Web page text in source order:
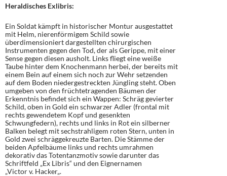
Heraldisches Exlibris:
Ein Soldat kämpft in historischer Montur ausgestattet
mit Helm, nierenförmigem Schild sowie
überdimensioniert dargestellten chirurgischen
Instrumenten gegen den Tod, der als Gerippe, mit einer
Sense gegen diesen ausholt. Links fliegt eine weiße
Taube hinter dem Knochenmann herbei, der bereits mit
einem Bein auf einem sich noch zur Wehr setzenden
auf dem Boden niedergestreckten Jüngling steht. Oben
umgeben von den früchtetragenden Bäumen der
Erkenntnis befindet sich ein Wappen: Schräg gevierter
Schild, oben in Gold ein schwarzer Adler (frontal mit
rechts gewendetem Kopf und gesenkten
Schwungfedern), rechts und links in Rot ein silberner
Balken belegt mit sechstrahligem roten Stern, unten in
Gold zwei schräggekreuzte Barten. Die Stämme der
beiden Apfelbäume links und rechts umrahmen
dekorativ das Totentanzmotiv sowie darunter das
Schriftfeld „Ex Libris“ und den Eignernamen
„Victorv. Hacker„.